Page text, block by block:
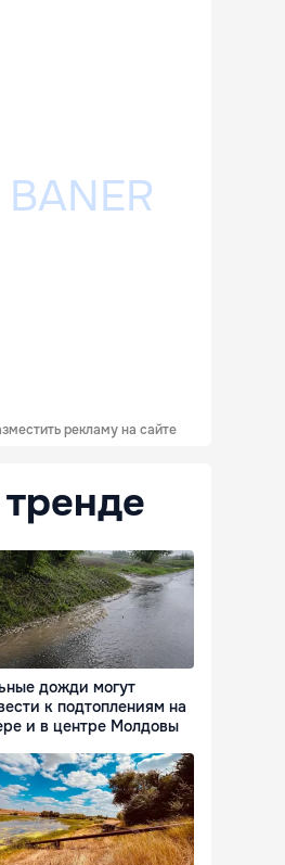
рекламу на сайте
дожди могут
к подтоплениям на
и в центре Молдовы